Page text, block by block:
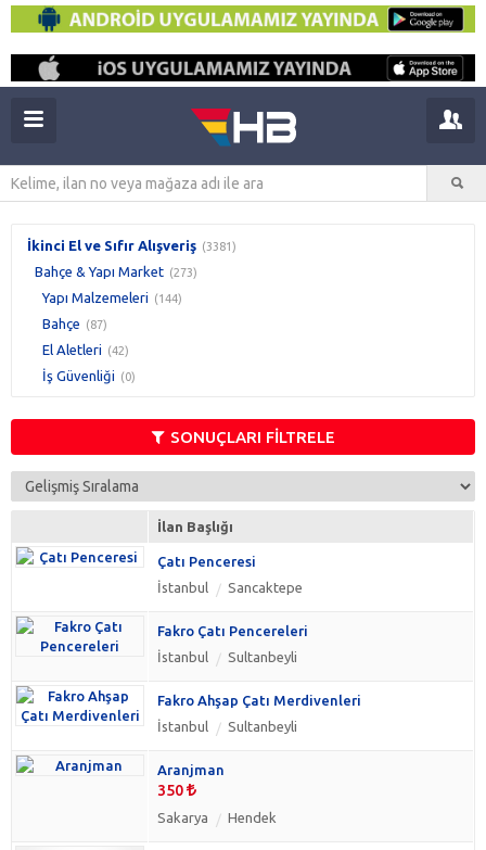
İkinci El ve Sıfır Alışveriş (3381)
Bahçe & Yapı Market (273)
Yapı Malzemeleri (144)
Bahçe (87)
El Aletleri (42)
İş Güvenliği (0)
SONUÇLARI FİLTRELE
İlan Başlığı
Çatı Penceresi
İstanbul
Sancaktepe
Fakro Çatı Pencereleri
İstanbul
Sultanbeyli
Fakro Ahşap Çatı Merdivenleri
İstanbul
Sultanbeyli
Aranjman
350
Sakarya Hendek